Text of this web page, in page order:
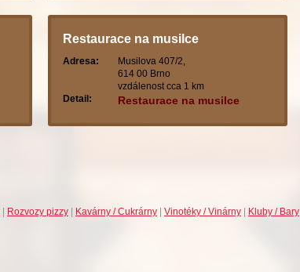
Restaurace na musilce
Adresa:
Musilova 407/2,
614 00 Brno
vzdálenost cca 1 km
Detail:
Restaurace na musilce
Rozvozy pizzy Kavárny / Cukrárny Vinotéky / Vinárny Kluby / Bary